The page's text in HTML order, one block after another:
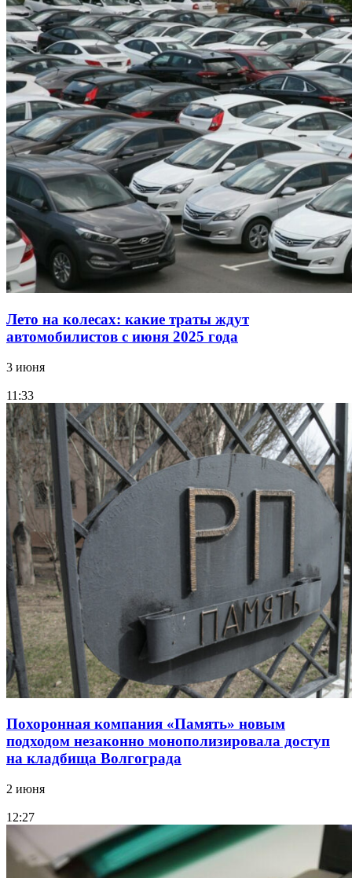
Лето на колесах: какие траты ждут
автомобилистов с июня 2025 года
3 июня
11:33
Похоронная компания «Память» новым
подходом незаконно монополизировала доступ
на кладбища Волгограда
2 июня
12:27